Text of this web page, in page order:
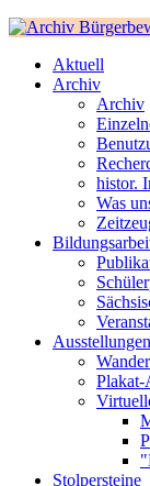
Aktuell
Archiv
Archiv
histor.
Was
Ausstellungen
Plakat-
Stolpersteine